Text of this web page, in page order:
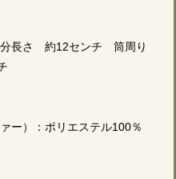
長さ 約12センチ 筒周り
）：ポリエステル100％